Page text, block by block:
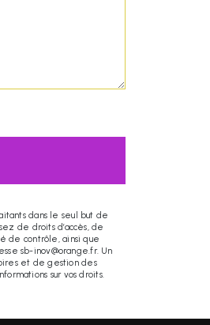
dans le seul but de
de droits d’accès, de
de contrôle, ainsi que
sb-inov@orange.fr. Un
et de gestion des
sur vos droits.